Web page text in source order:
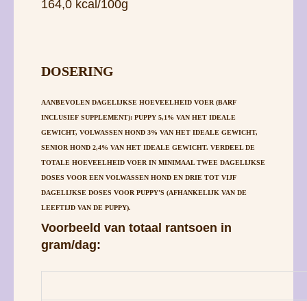
TOTALE HOEVEELHEID VOER IN MINIMAAL TWEE DAGELIJKSE
DAGELIJKSE DOSES VOOR PUPPY’S (AFHANKELIJK VAN DE
LEEFTIJD VAN DE PUPPY).
Voorbeeld van totaal rantsoen in
gram/dag:
Gewicht van de hond (in kg)